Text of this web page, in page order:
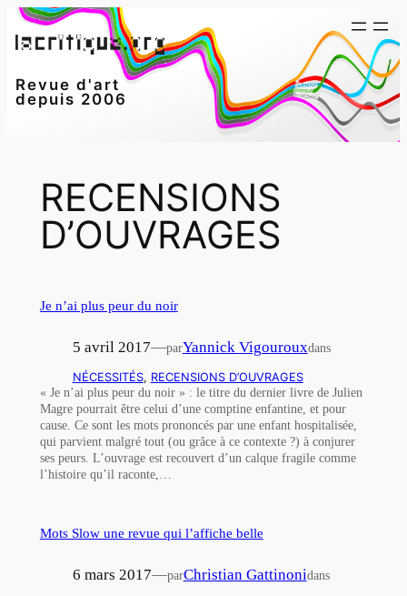
Aller
au
Revue d'art
depuis 2006
RECENSIONS
D’OUVRAGES
Je n’ai plus peur du noir
5 avril 2017—parYannick Vigourouxdans
NÉCESSITÉS, RECENSIONS D’OUVRAGES
« Je n’ai plus peur du noir » : le titre du dernier livre de Julien
Magre pourrait être celui d’une comptine enfantine, et pour
cause. Ce sont les mots prononcés par une enfant hospitalisée,
qui parvient malgré tout (ou grâce à ce contexte ?) à conjurer
ses peurs. L’ouvrage est recouvert d’un calque fragile comme
l’histoire qu’il raconte,…
Mots Slow une revue qui l’affiche belle
6 mars 2017—parChristian Gattinonidans